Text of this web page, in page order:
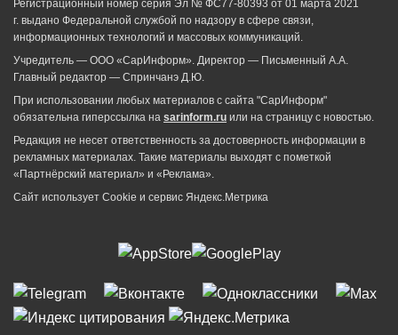
Регистрационный номер серия Эл № ФС77-80393 от 01 марта 2021
г. выдано Федеральной службой по надзору в сфере связи,
информационных технологий и массовых коммуникаций.
Учредитель — ООО «СарИнформ». Директор — Письменный А.А.
Главный редактор — Спринчанэ Д.Ю.
При использовании любых материалов с сайта "СарИнформ"
обязательна гиперссылка на sarinform.ru или на страницу с новостью.
Редакция не несет ответственность за достоверность информации в
рекламных материалах. Такие материалы выходят с пометкой
«Партнёрский материал» и «Реклама».
Сайт использует Cookie и сервиc Яндекс.Метрика